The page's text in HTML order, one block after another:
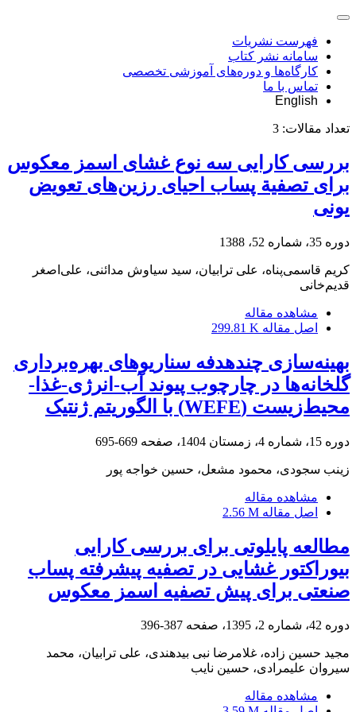
فهرست نشریات
سامانه نشر کتاب
کارگاه‌ها و دوره‌های آموزشی تخصصی
تماس با ما
English
تعداد مقالات: 3
بررسی کارایی سه نوع غشای اسمز معکوس
برای تصفیة پساب احیای رزین‌های تعویض
یونی
دوره 35، شماره 52، 1388
کریم قاسمی‌پناه، علی ترابیان، سید سیاوش مدائنی، علی‌اصغر
قدیم‌خانی
مشاهده مقاله
اصل مقاله 299.81 K
بهینه‌سازی چندهدفه سناریوهای بهره‌برداری
گلخانه‌ها در چارچوب پیوند آب-انرژی-غذا-
محیط‌زیست (WEFE) با الگوریتم ژنتیک
دوره 15، شماره 4، زمستان 1404، صفحه 669-695
زینب سجودی، محمود مشعل، حسین خواجه پور
مشاهده مقاله
اصل مقاله 2.56 M
مطالعه پایلوتی برای بررسی کارایی
بیوراکتور غشایی در تصفیه پیشرفته پساب
صنعتی برای پیش تصفیه اسمز معکوس
دوره 42، شماره 2، 1395، صفحه 387-396
مجید حسین زاده، غلامرضا نبی بیدهندی، علی ترابیان، محمد
سیروان علیمرادی، حسین نایب
مشاهده مقاله